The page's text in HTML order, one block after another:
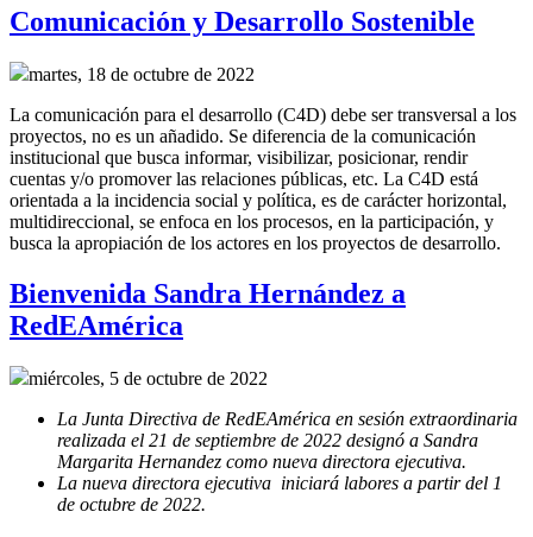
Comunicación y Desarrollo Sostenible
martes, 18 de octubre de 2022
La comunicación para el desarrollo (C4D) debe ser transversal a los
proyectos, no es un añadido. Se diferencia de la comunicación
institucional que busca informar, visibilizar, posicionar, rendir
cuentas y/o promover las relaciones públicas, etc. La C4D está
orientada a la incidencia social y política, es de carácter horizontal,
multidireccional, se enfoca en los procesos, en la participación, y
busca la apropiación de los actores en los proyectos de desarrollo.
Bienvenida Sandra Hernández a
RedEAmérica
miércoles, 5 de octubre de 2022
La Junta Directiva de RedEAmérica en sesión extraordinaria
realizada el 21 de septiembre de 2022 designó a Sandra
Margarita Hernandez como nueva directora ejecutiva.
La nueva directora ejecutiva iniciará labores a partir del 1
de octubre de 2022.